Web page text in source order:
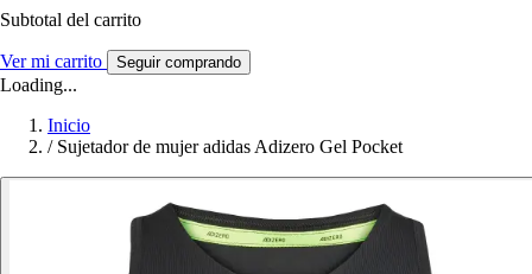
Subtotal del carrito
Ver mi carrito Seguir comprando
Loading...
Inicio
/ Sujetador de mujer adidas Adizero Gel Pocket